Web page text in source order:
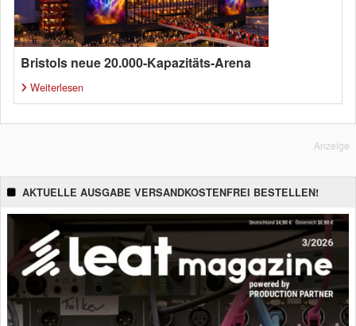
Bristols neue 20.000-Kapazitäts-Arena
Weiterlesen
Anzeige
AKTUELLE AUSGABE VERSANDKOSTENFREI BESTELLEN!